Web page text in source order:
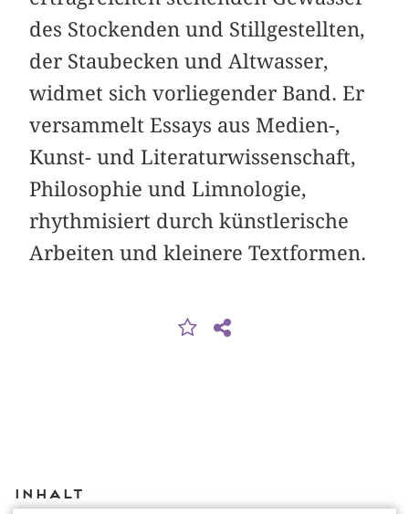
des Stockenden und Stillgestellten,
der Staubecken und Altwasser,
widmet sich vorliegender Band. Er
versammelt Essays aus Medien-,
Kunst- und Literaturwissenschaft,
Philosophie und Limnologie,
rhythmisiert durch künstlerische
Arbeiten und kleinere Textformen.
Inhalt